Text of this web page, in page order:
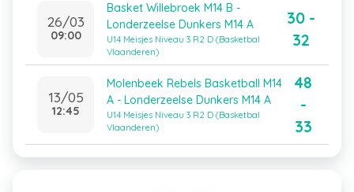
26/03
09:00
Basket Willebroek M14 B -
Londerzeelse Dunkers M14 A
U14 Meisjes Niveau 3 R2 D (Basketbal
Vlaanderen)
30 -
32
13/05
12:45
Molenbeek Rebels Basketball M14
A - Londerzeelse Dunkers M14 A
U14 Meisjes Niveau 3 R2 D (Basketbal
Vlaanderen)
48
-
33